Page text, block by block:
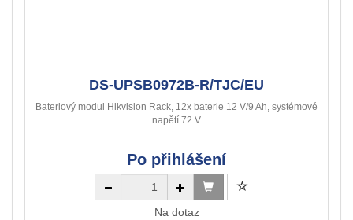
DS-UPSB0972B-R/TJC/EU
Bateriový modul Hikvision Rack, 12x baterie 12 V/9 Ah, systémové
napětí 72 V
Po přihlášení
Na dotaz